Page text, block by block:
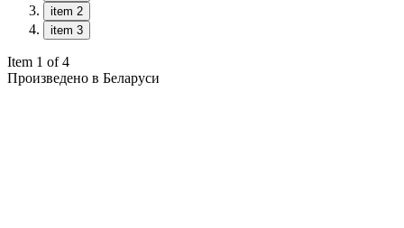
item 2
item 3
Item 1 of 4
Произведено в Беларуси